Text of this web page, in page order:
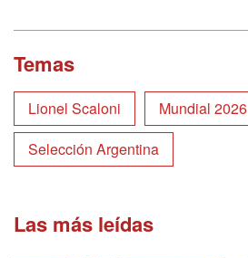
Temas
Lionel Scaloni
Mundial 2026
Selección Argentina
Las más leídas